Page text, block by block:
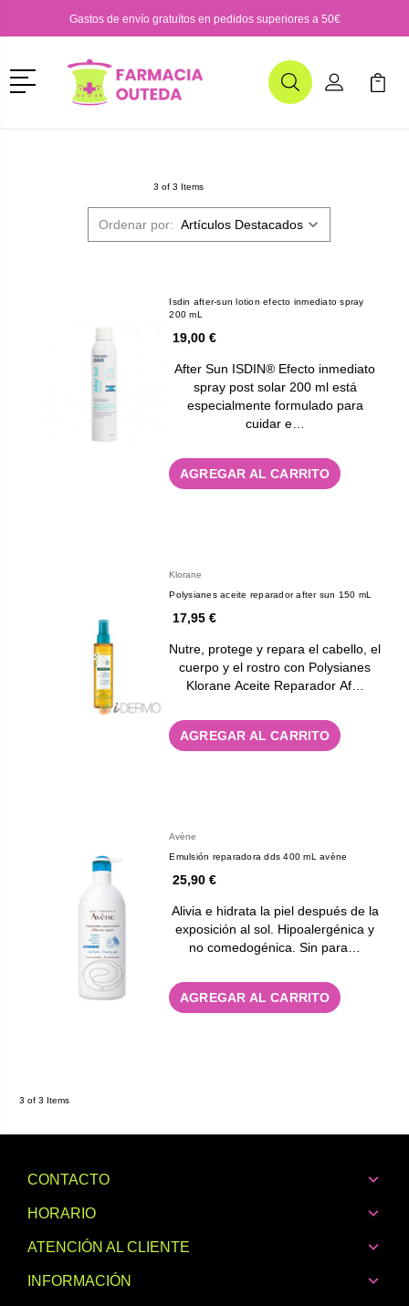
Gastos de envío gratuítos en pedidos superiores a 50€
Menú
BuscarMi Cuenta
Mi
3 of 3 Items
Ordenar por:
Isdin after-sun lotion efecto inmediato spray
200 mL
19,00 €
After Sun ISDIN® Efecto inmediato
spray post solar 200 ml está
especialmente formulado para
cuidar e…
AGREGAR AL CARRITO
Klorane
Polysianes aceite reparador after sun 150 mL
17,95 €
Nutre, protege y repara el cabello, el
cuerpo y el rostro con Polysianes
Klorane Aceite Reparador Af…
AGREGAR AL CARRITO
Avène
Emulsión reparadora dds 400 mL avène
25,90 €
Alivia e hidrata la piel después de la
exposición al sol. Hipoalergénica y
no comedogénica. Sin para…
AGREGAR AL CARRITO
3 of 3 Items
CONTACTO
HORARIO
ATENCIÓN AL CLIENTE
INFORMACIÓN